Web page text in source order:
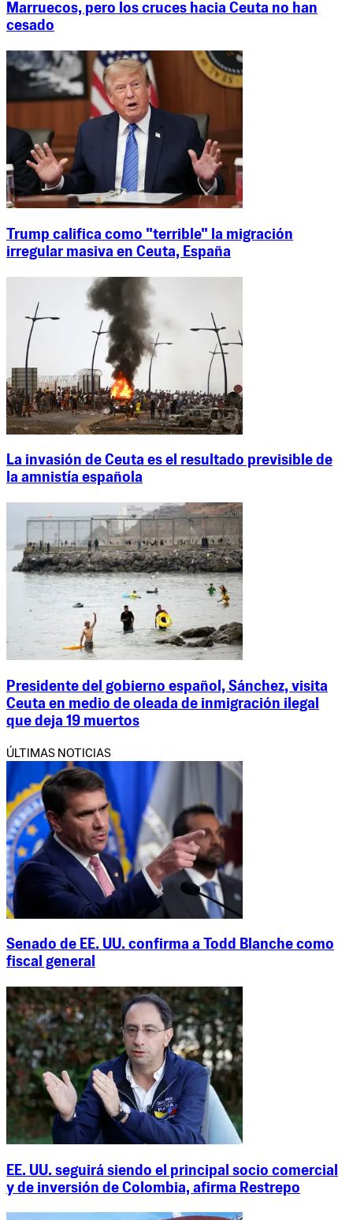
Marruecos, pero los cruces hacia Ceuta no han
cesado
Trump califica como "terrible" la migración
irregular masiva en Ceuta, España
La invasión de Ceuta es el resultado previsible de
la amnistía española
Presidente del gobierno español, Sánchez, visita
Ceuta en medio de oleada de inmigración ilegal
que deja 19 muertos
ÚLTIMAS NOTICIAS
Senado de EE. UU. confirma a Todd Blanche como
fiscal general
EE. UU. seguirá siendo el principal socio comercial
y de inversión de Colombia, afirma Restrepo